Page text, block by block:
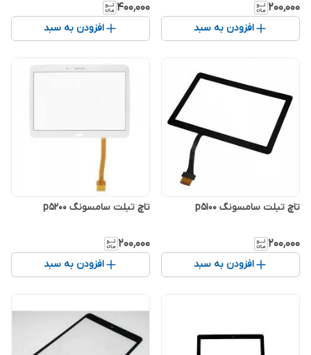
۲۰۰٬۰۰۰
افزودن به سبد
۴۰۰٬۰۰۰
افزودن به سبد
تاچ تبلت سامسونگ p5100
۲۰۰٬۰۰۰
افزودن به سبد
تاچ تبلت سامسونگ p5200
۲۰۰٬۰۰۰
افزودن به سبد